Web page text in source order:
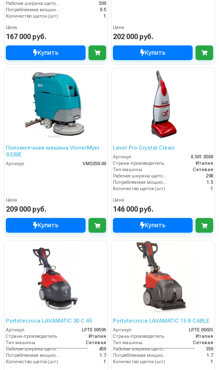
500
0.5
Количество щеток (шт)
1
Цена
167 000 руб.
Купить
Цена
202 000 руб.
Купить
Поломоечная машина VinnerMyer
S530E
Артикул VM5350-00
Цена
209 000 руб.
Купить
Lavor Pro Crystal Clean
Артикул
8.501.0508
Страна-производитель
Италия
Тип машины
Сетевая
Рабочая ширина щеток (мм)
290
Потребляемая мощность (кВт)
1.5
Количество щеток (шт)
1
Цена
146 000 руб.
Купить
Portotecnica LAVAMATIC 30 C 45
Артикул
LPTЕ 00599
Страна-производитель
Италия
Тип машины
Сетевая
Рабочая ширина щеток (мм)
450
Потребляемая мощность (кВт)
1.7
Количество щеток (шт)
1
Portotecnica LAVAMATIC 15 R CABLE
Артикул
LPTE 00639
Страна-производитель
Италия
Тип машины
Сетевая
Рабочая ширина щеток (мм)
350
Потребляемая мощность (кВт)
1.7
Количество щеток (шт)
1